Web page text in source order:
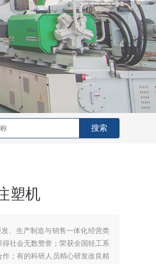
塑机
、生产制造与销售一体化经营类
社会无数赞誉；荣获全国轻工系
；有的科研人员精心研发改良精